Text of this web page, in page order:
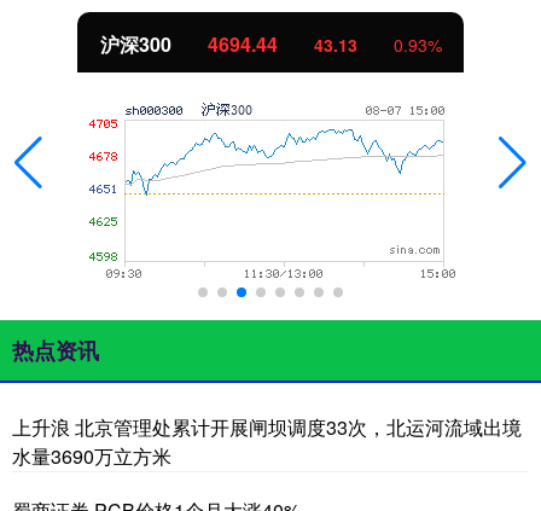
沪深300 4694.44 43.13 0.93%
热点资讯
上升浪 北京管理处累计开展闸坝调度33次，北运河流域出境
水量3690万立方米